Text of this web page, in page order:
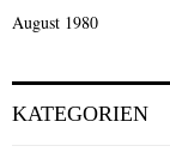
August 1980
KATEGORIEN